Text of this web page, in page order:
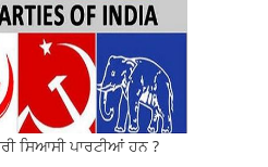
ਸਿਆਸੀ ਪਾਰਟੀਆਂ ਹਨ ?